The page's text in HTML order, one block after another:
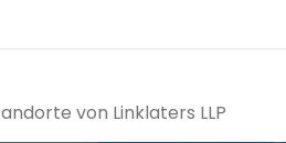
von Linklaters LLP